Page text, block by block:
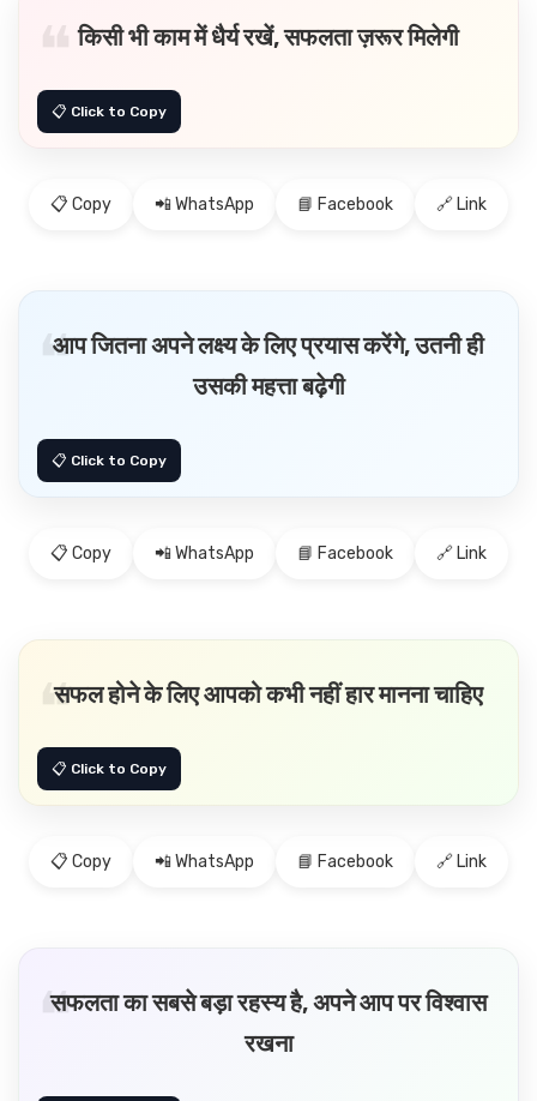
किसी भी काम में धैर्य रखें, सफलता ज़रूर मिलेगी
📋 Copy 📲 WhatsApp 📘 Facebook 🔗 Link
आप जितना अपने लक्ष्य के लिए प्रयास करेंगे, उतनी ही
उसकी महत्ता बढ़ेगी
📋 Copy 📲 WhatsApp 📘 Facebook 🔗 Link
सफल होने के लिए आपको कभी नहीं हार मानना चाहिए
📋 Copy 📲 WhatsApp 📘 Facebook 🔗 Link
सफलता का सबसे बड़ा रहस्य है, अपने आप पर विश्वास
रखना